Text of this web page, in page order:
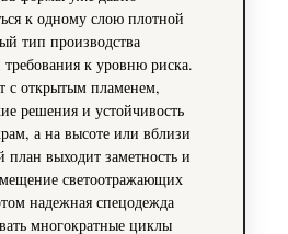
к одному слою плотной
тип производства
требования к уровню риска.
с открытым пламенем,
решения и устойчивость
а на высоте или вблизи
план выходит заметность и
светоотражающих
надежная спецодежда
многократные циклы